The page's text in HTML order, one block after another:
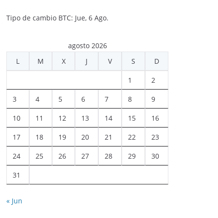
Tipo de cambio BTC: Jue, 6 Ago.
agosto 2026
L
M X J V S D
1 2
3 4 5 6 7 8 9
10 11 12 13 14 15 16
17 18 19 20 21 22 23
24 25 26 27 28 29 30
31
« Jun